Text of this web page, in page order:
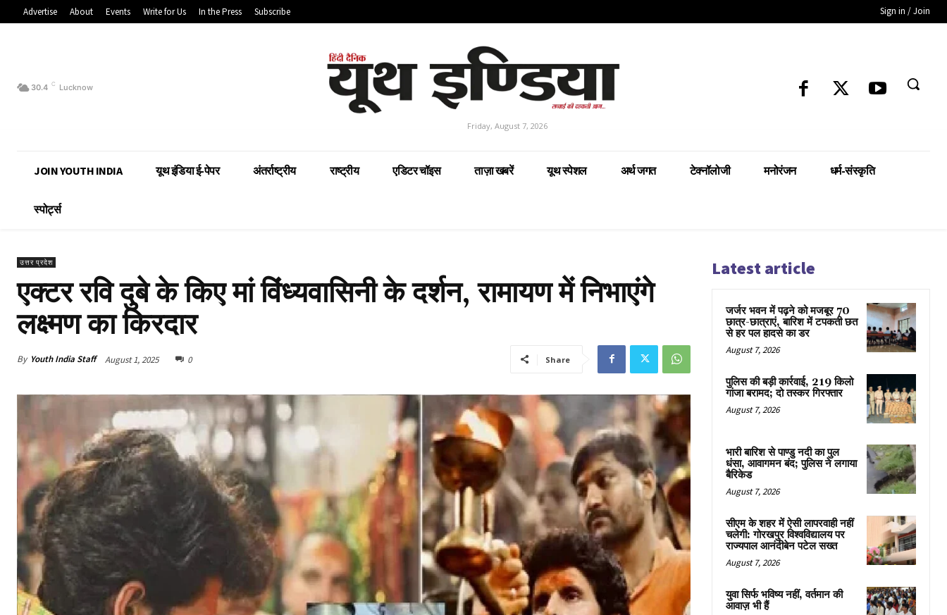
Advertise About Events Write for Us In the Press Subscribe Sign in / Join
30.4 C Lucknow
Friday, August 7, 2026
JOIN YOUTH INDIA यूथ इंडिया ई-पेपर अंतर्राष्ट्रीय राष्ट्रीय एडिटर चॉइस ताज़ा खबरें यूथ स्पेशल अर्थ जगत टेक्नॉलोजी मनोरंजन धर्म-संस्कृति
स्पोर्ट्स
उत्तर प्रदेश
एक्टर रवि दुबे के किए मां विंध्यवासिनी के दर्शन, रामायण में निभाएंगे
लक्ष्मण का किरदार
By Youth India Staff August 1, 2025 0 Share
Latest article
जर्जर भवन में पढ़ने को मजबूर 70
छात्र-छात्राएं, बारिश में टपकती छत
से हर पल हादसे का डर
August 7, 2026
पुलिस की बड़ी कार्रवाई, 219 किलो
गांजा बरामद; दो तस्कर गिरफ्तार
August 7, 2026
भारी बारिश से पाण्डु नदी का पुल
धंसा, आवागमन बंद; पुलिस ने लगाया
बैरिकेड
August 7, 2026
सीएम के शहर में ऐसी लापरवाही नहीं
चलेगी: गोरखपुर विश्वविद्यालय पर
राज्यपाल आनंदीबेन पटेल सख्त
August 7, 2026
युवा सिर्फ भविष्य नहीं, वर्तमान की
आवाज़ भी हैं